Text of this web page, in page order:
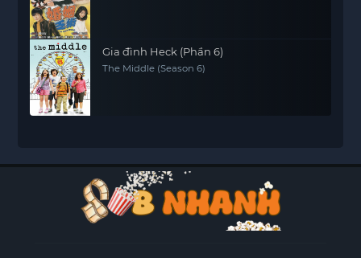
Gia đình Heck (Phần 6)
The Middle (Season 6)